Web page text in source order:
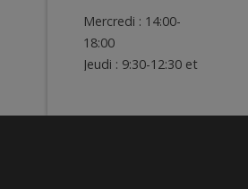
Mercredi : 14:00-
18:00
Jeudi : 9:30-12:30 et